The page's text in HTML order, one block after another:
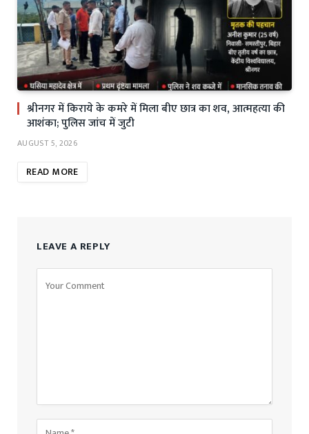
श्रीनगर में किराये के कमरे में मिला बीए छात्र का शव, आत्महत्या की
आशंका; पुलिस जांच में जुटी
AUGUST 5, 2026
READ MORE
LEAVE A REPLY